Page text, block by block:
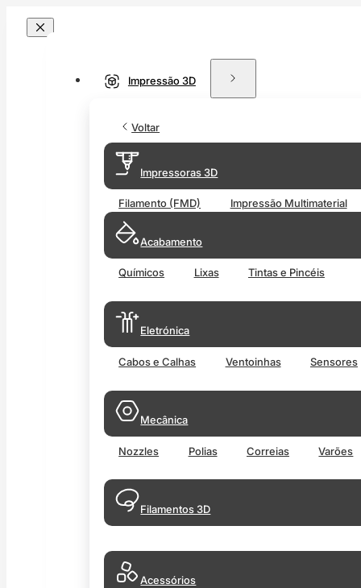
Impressão 3D
Voltar
Impressoras 3D
Filamento (FMD) Impressão Multimaterial
Acabamento
Químicos Lixas Tintas e Pincéis
Eletrónica
Cabos e Calhas Ventoinhas Sensores
Mecânica
Nozzles Polias Correias Varões
Filamentos 3D
Acessórios